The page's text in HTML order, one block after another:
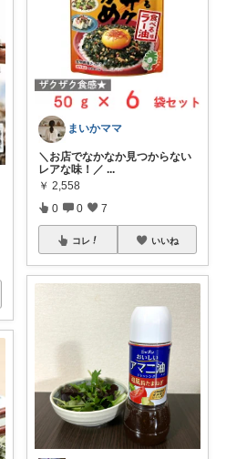
まいかママ
＼お店でなかなか見つからない
レアな味！／ ...
￥ 2,558
0 0 7
コレ いいね